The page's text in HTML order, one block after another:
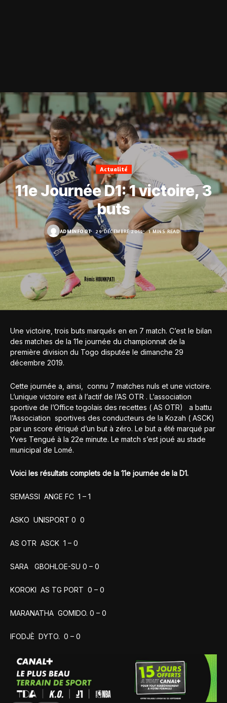
Actualité
11e Journée D1: 1 victoire, 3
buts
ADMINFOOT 29 DÉCEMBRE 2019 1 MINS READ
Une victoire, trois buts marqués en en 7 match. C’est le bilan
des matches de la 11e journée du championnat de la
première division du Togo disputée le dimanche 29
décembre 2019.
Cette journée a, ainsi, connu 7 matches nuls et une victoire.
L’unique victoire est à l’actif de l’AS OTR . L’association
sportive de l’Office togolais des recettes ( AS OTR) a battu
l’Association sportives des conducteurs de la Kozah ( ASCK)
par un score étriqué d’un but à zéro. Le but a été marqué par
Yves Tengué à la 22e minute. Le match s’est joué au stade
municipal de Lomé.
Voici les résultats complets de la 11e journée de la D1.
SEMASSI ANGE FC 1 – 1
ASKO UNISPORT 0 0
AS OTR ASCK 1 – 0
SARA GBOHLOE-SU 0 – 0
KOROKI AS TG PORT 0 – 0
MARANATHA GOMIDO. 0 – 0
IFODJÈ DYTO. 0 – 0